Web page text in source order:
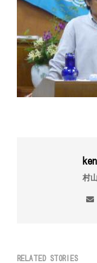
村
RELATED STORIES